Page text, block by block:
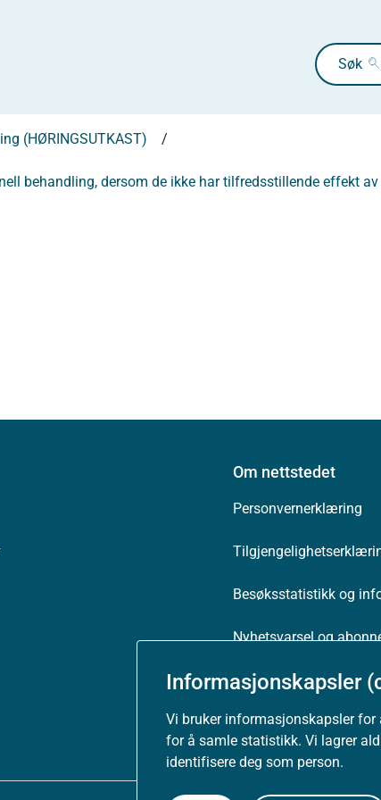
Informasjonskapsler
Vi bruker informasjonskapsler for
for å samle statistikk. Vi lagrer
identifisere deg som person.
Søk
(HØRINGSUTKAST)
behandling, dersom de ikke har tilfredsstillende effekt
Om nettstedet
Personvernerklæring
Besøksstatistikk og
Nyhetsvarsel og
Åpne data (API)